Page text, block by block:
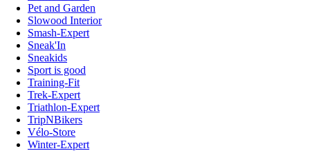
Pet and Garden
Slowood Interior
Smash-Expert
Sneak'In
Sneakids
Sport is good
Training-Fit
Trek-Expert
Triathlon-Expert
TripNBikers
Vélo-Store
Winter-Expert